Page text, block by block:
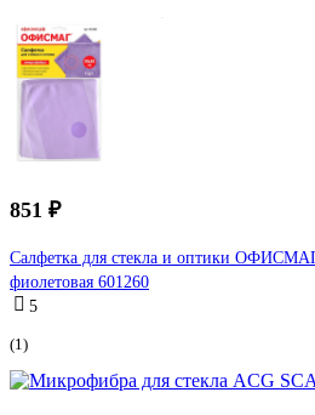
851 ₽
Салфетка для стекла и оптики
фиолетовая 601260
5
(1)